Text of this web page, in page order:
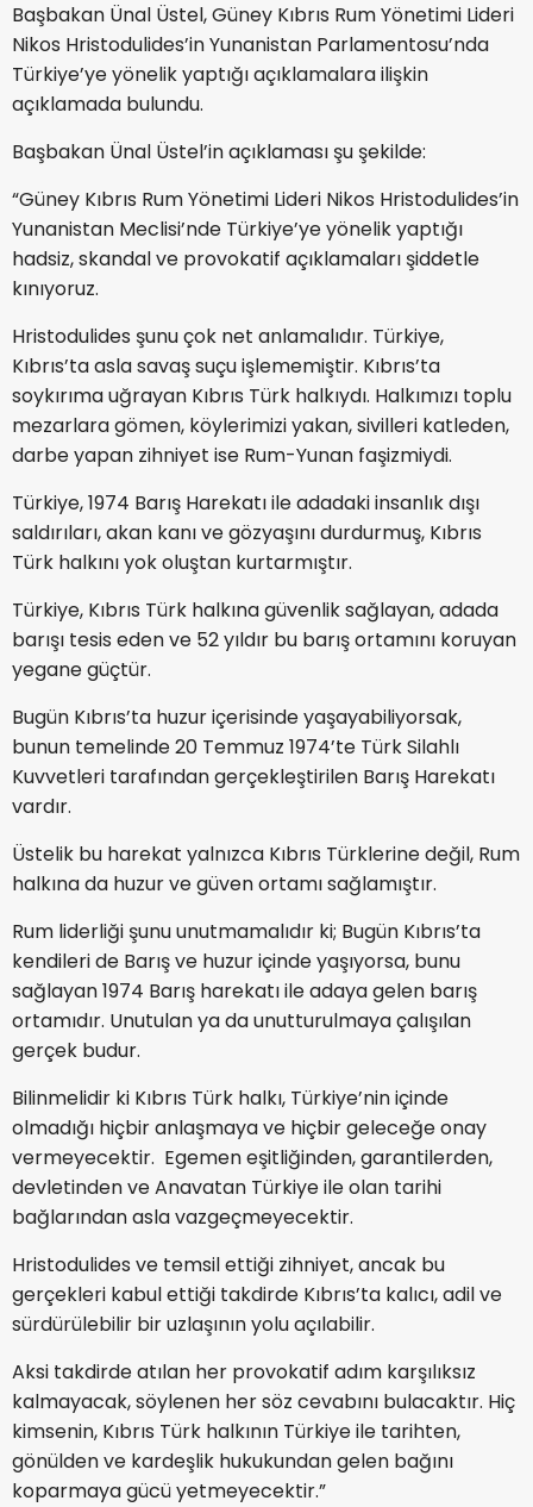
Başbakan Ünal Üstel, Güney Kıbrıs Rum Yönetimi Lideri
Nikos Hristodulides’in Yunanistan Parlamentosu’nda
Türkiye’ye yönelik yaptığı açıklamalara ilişkin
açıklamada bulundu.
Başbakan Ünal Üstel’in açıklaması şu şekilde:
“Güney Kıbrıs Rum Yönetimi Lideri Nikos Hristodulides’in
Yunanistan Meclisi’nde Türkiye’ye yönelik yaptığı
hadsiz, skandal ve provokatif açıklamaları şiddetle
kınıyoruz.
Hristodulides şunu çok net anlamalıdır. Türkiye,
Kıbrıs’ta asla savaş suçu işlememiştir. Kıbrıs’ta
soykırıma uğrayan Kıbrıs Türk halkıydı. Halkımızı toplu
mezarlara gömen, köylerimizi yakan, sivilleri katleden,
darbe yapan zihniyet ise Rum-Yunan faşizmiydi.
Türkiye, 1974 Barış Harekatı ile adadaki insanlık dışı
saldırıları, akan kanı ve gözyaşını durdurmuş, Kıbrıs
Türk halkını yok oluştan kurtarmıştır.
Türkiye, Kıbrıs Türk halkına güvenlik sağlayan, adada
barışı tesis eden ve 52 yıldır bu barış ortamını koruyan
yegane güçtür.
Bugün Kıbrıs’ta huzur içerisinde yaşayabiliyorsak,
bunun temelinde 20 Temmuz 1974’te Türk Silahlı
Kuvvetleri tarafından gerçekleştirilen Barış Harekatı
vardır.
Üstelik bu harekat yalnızca Kıbrıs Türklerine değil, Rum
halkına da huzur ve güven ortamı sağlamıştır.
Rum liderliği şunu unutmamalıdır ki; Bugün Kıbrıs’ta
kendileri de Barış ve huzur içinde yaşıyorsa, bunu
sağlayan 1974 Barış harekatı ile adaya gelen barış
ortamıdır. Unutulan ya da unutturulmaya çalışılan
gerçek budur.
Bilinmelidir ki Kıbrıs Türk halkı, Türkiye’nin içinde
olmadığı hiçbir anlaşmaya ve hiçbir geleceğe onay
vermeyecektir. Egemen eşitliğinden, garantilerden,
devletinden ve Anavatan Türkiye ile olan tarihi
bağlarından asla vazgeçmeyecektir.
Hristodulides ve temsil ettiği zihniyet, ancak bu
gerçekleri kabul ettiği takdirde Kıbrıs’ta kalıcı, adil ve
sürdürülebilir bir uzlaşının yolu açılabilir.
Aksi takdirde atılan her provokatif adım karşılıksız
kalmayacak, söylenen her söz cevabını bulacaktır. Hiç
kimsenin, Kıbrıs Türk halkının Türkiye ile tarihten,
gönülden ve kardeşlik hukukundan gelen bağını
koparmaya gücü yetmeyecektir.”